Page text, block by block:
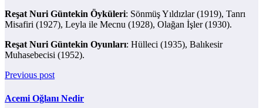
Reşat Nuri Güntekin Öyküleri: Sönmüş Yıldızlar (1919), Tanrı
Misafiri (1927), Leyla ile Mecnu (1928), Olağan İşler (1930).
Reşat Nuri Güntekin Oyunları: Hülleci (1935), Balıkesir
Muhasebecisi (1952).
Previous post
Acemi Oğlanı Nedir